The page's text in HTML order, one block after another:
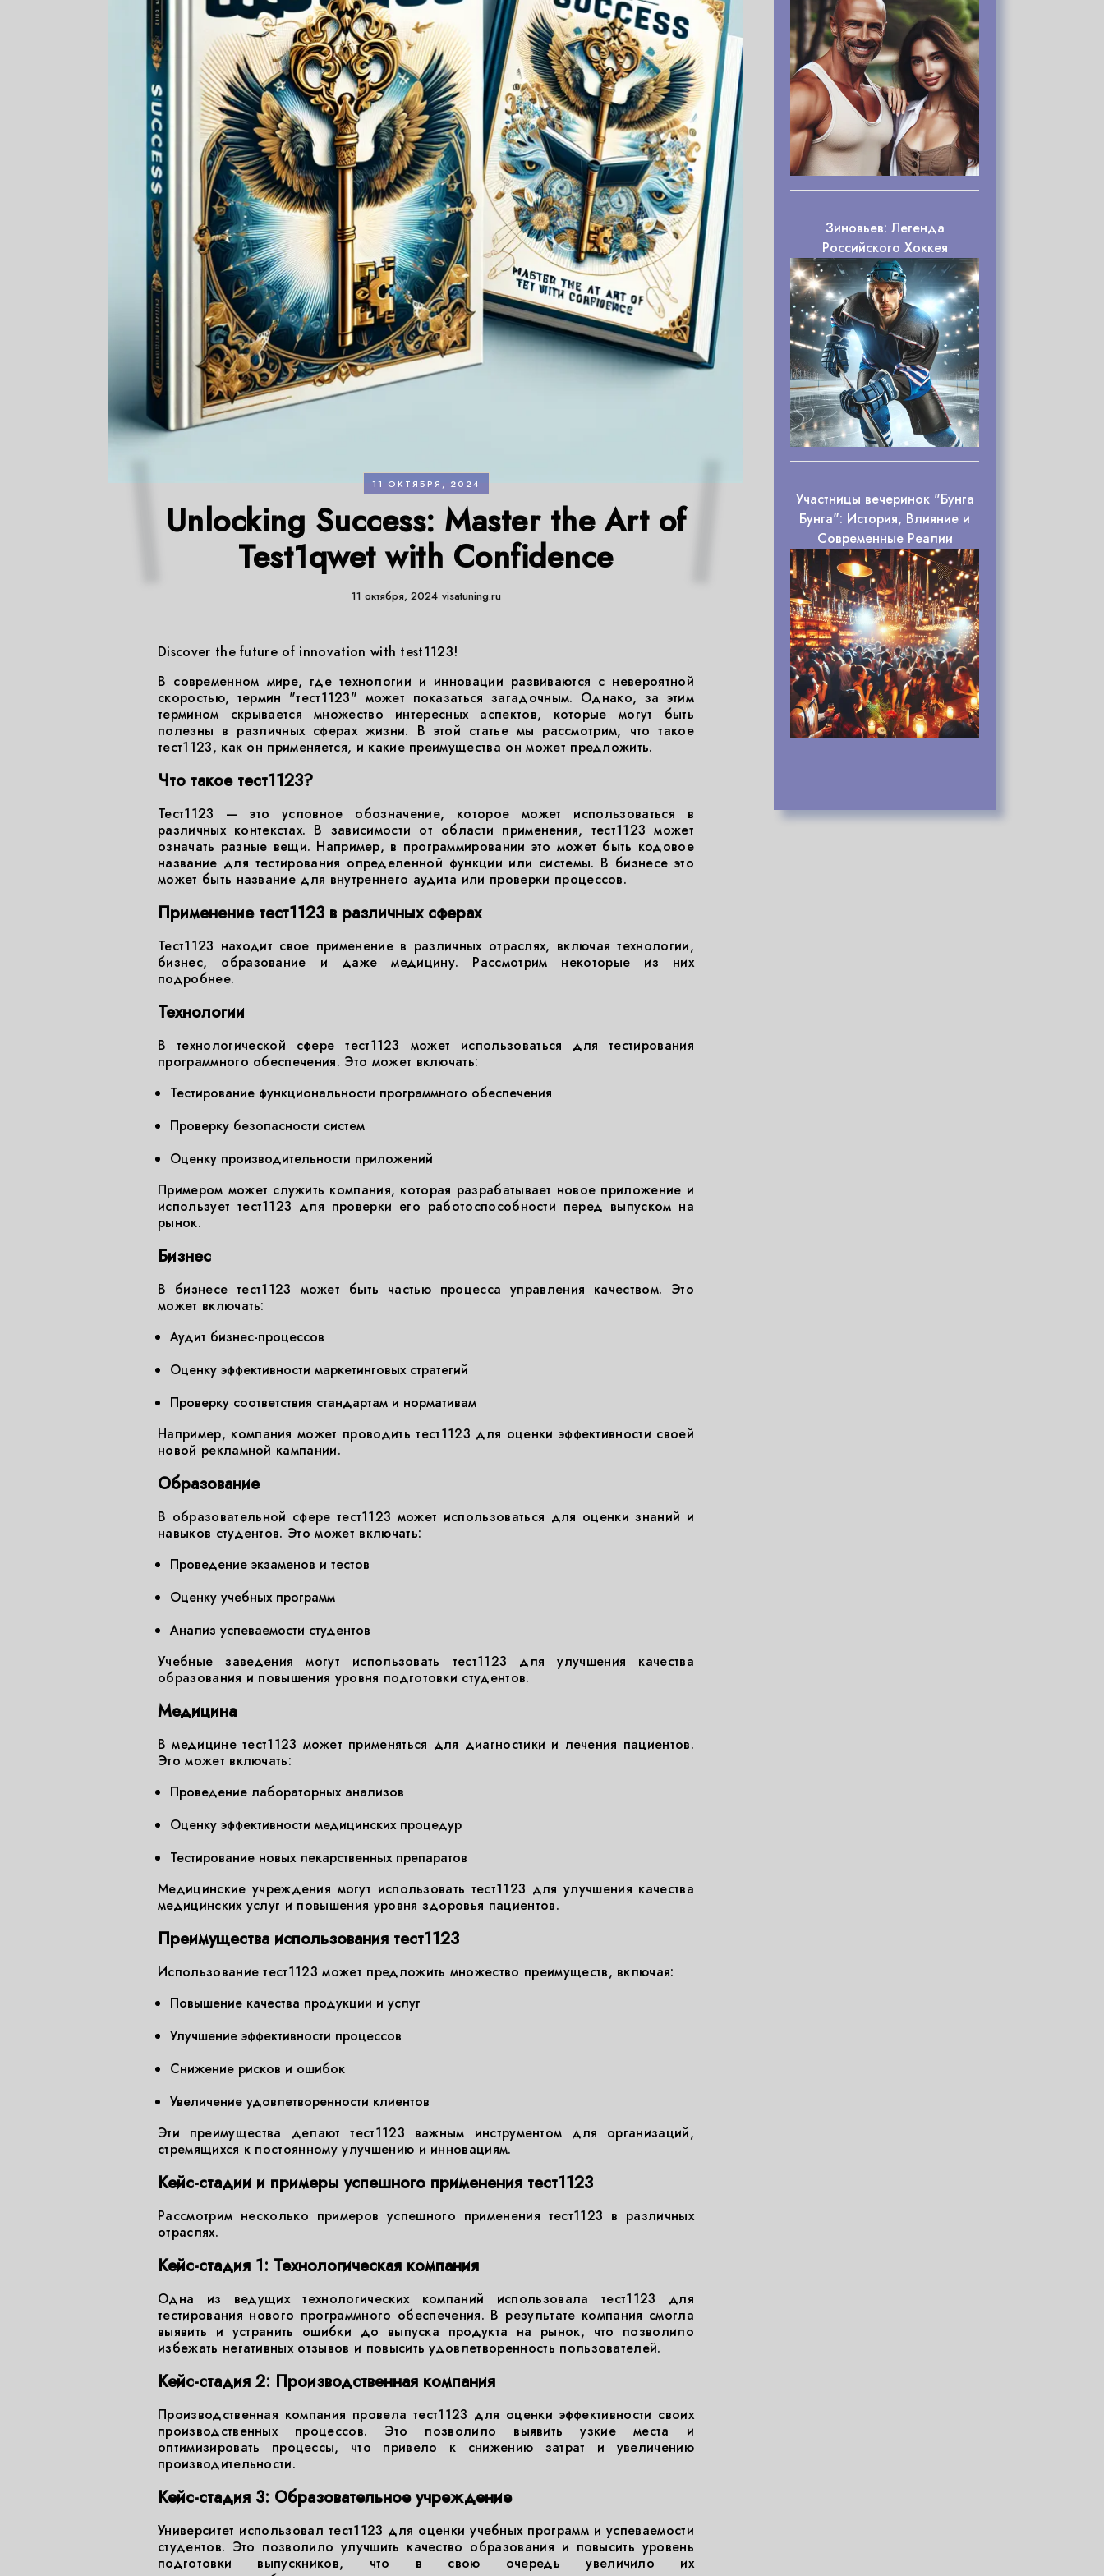
11 ОКТЯБРЯ, 2024
Unlocking Success: Master the Art of
Test1qwet with Confidence
11 октября, 2024 visatuning.ru
Discover the future of innovation with test1123!
В современном мире, где технологии и инновации развиваются с невероятной
скоростью, термин "тест1123" может показаться загадочным. Однако, за этим
термином скрывается множество интересных аспектов, которые могут быть
полезны в различных сферах жизни. В этой статье мы рассмотрим, что такое
тест1123, как он применяется, и какие преимущества он может предложить.
Что такое тест1123?
Тест1123 — это условное обозначение, которое может использоваться в
различных контекстах. В зависимости от области применения, тест1123 может
означать разные вещи. Например, в программировании это может быть кодовое
название для тестирования определенной функции или системы. В бизнесе это
может быть название для внутреннего аудита или проверки процессов.
Применение тест1123 в различных сферах
Тест1123 находит свое применение в различных отраслях, включая технологии,
бизнес, образование и даже медицину. Рассмотрим некоторые из них
подробнее.
Технологии
В технологической сфере тест1123 может использоваться для тестирования
программного обеспечения. Это может включать:
Тестирование функциональности программного обеспечения
Проверку безопасности систем
Оценку производительности приложений
Примером может служить компания, которая разрабатывает новое приложение и
использует тест1123 для проверки его работоспособности перед выпуском на
рынок.
Бизнес
В бизнесе тест1123 может быть частью процесса управления качеством. Это
может включать:
Аудит бизнес-процессов
Оценку эффективности маркетинговых стратегий
Проверку соответствия стандартам и нормативам
Например, компания может проводить тест1123 для оценки эффективности своей
новой рекламной кампании.
Образование
В образовательной сфере тест1123 может использоваться для оценки знаний и
навыков студентов. Это может включать:
Проведение экзаменов и тестов
Оценку учебных программ
Анализ успеваемости студентов
Учебные заведения могут использовать тест1123 для улучшения качества
образования и повышения уровня подготовки студентов.
Медицина
В медицине тест1123 может применяться для диагностики и лечения пациентов.
Это может включать:
Проведение лабораторных анализов
Оценку эффективности медицинских процедур
Тестирование новых лекарственных препаратов
Медицинские учреждения могут использовать тест1123 для улучшения качества
медицинских услуг и повышения уровня здоровья пациентов.
Преимущества использования тест1123
Использование тест1123 может предложить множество преимуществ, включая:
Повышение качества продукции и услуг
Улучшение эффективности процессов
Снижение рисков и ошибок
Увеличение удовлетворенности клиентов
Эти преимущества делают тест1123 важным инструментом для организаций,
стремящихся к постоянному улучшению и инновациям.
Кейс-стадии и примеры успешного применения тест1123
Рассмотрим несколько примеров успешного применения тест1123 в различных
отраслях.
Кейс-стадия 1: Технологическая компания
Одна из ведущих технологических компаний использовала тест1123 для
тестирования нового программного обеспечения. В результате компания смогла
выявить и устранить ошибки до выпуска продукта на рынок, что позволило
избежать негативных отзывов и повысить удовлетворенность пользователей.
Кейс-стадия 2: Производственная компания
Производственная компания провела тест1123 для оценки эффективности своих
производственных процессов. Это позволило выявить узкие места и
оптимизировать процессы, что привело к снижению затрат и увеличению
производительности.
Кейс-стадия 3: Образовательное учреждение
Университет использовал тест1123 для оценки учебных программ и успеваемости
студентов. Это позволило улучшить качество образования и повысить уровень
подготовки выпускников, что в свою очередь увеличило их
Зиновьев: Легенда
Российского Хоккея
Участницы вечеринок "Бунга
Бунга": История, Влияние и
Современные Реалии